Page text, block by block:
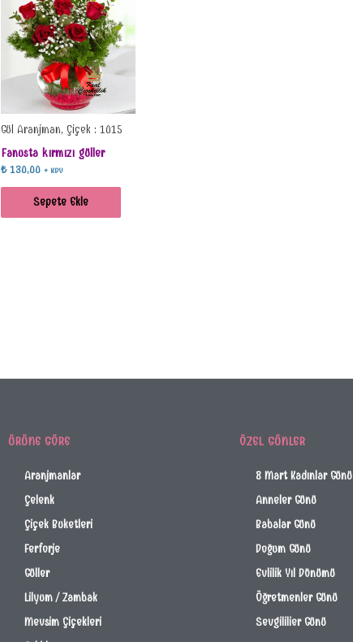
Gül Aranjman, Çiçek : 1015
Fanusta kırmızı güller
₺130,00 + KDV
Sepete Ekle
ÜRÜNE GÖRE
Aranjmanlar
Çelenk
Çiçek Buketleri
Ferforje
Güller
Lilyum / Zambak
Mevsim Çiçekleri
ÖZEL GÜNLER
8 Mart Kadınlar Günü
Anneler Günü
Babalar Günü
Doğum Günü
Evlilik Yıl Dönümü
Öğretmenler Günü
Sevgililier Günü